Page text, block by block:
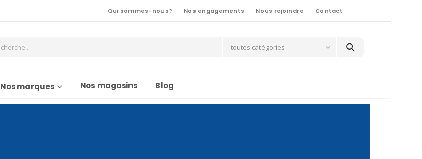
Qui sommes-nous? Nos engagements Nous rejoindre Contact
toutes catégories
Nos marques Nos magasins Blog